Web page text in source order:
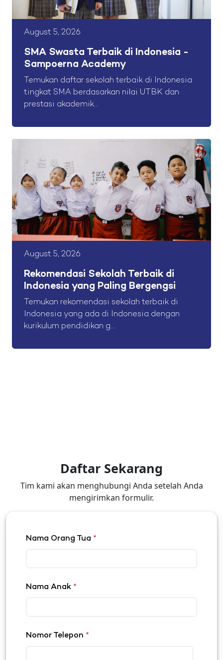
August 5, 2026
SMA Swasta Terbaik di Indonesia -
Sampoerna Academy
Temukan daftar sekolah terbaik di Indonesia
tingkat SMA berdasarkan nilai UTBK dan
prestasi akademik...
August 5, 2026
Rekomendasi Sekolah Terbaik di
Indonesia yang Paling Bergengsi
Temukan rekomendasi sekolah terbaik di
Indonesia yang ada di Indonesia dengan
kurikulum pendidikan g...
Daftar Sekarang
Tim kami akan menghubungi Anda setelah Anda
mengirimkan formulir.
Nama Orang Tua *
Nama Anak *
Nomor Telepon *